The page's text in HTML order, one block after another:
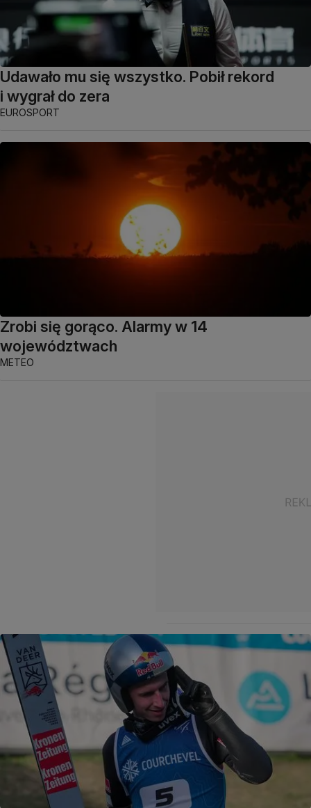
Udawało mu się wszystko. Pobił rekord
i wygrał do zera
EUROSPORT
Zrobi się gorąco. Alarmy w 14
województwach
METEO